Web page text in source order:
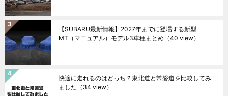
【SUBARU最新情報】2027年までに登場する新型
MT（マニュアル）モデル3車種まとめ （40 view）
快適に走れるのはどっち？東北道と常磐道を比較してみ
ました （34 view）